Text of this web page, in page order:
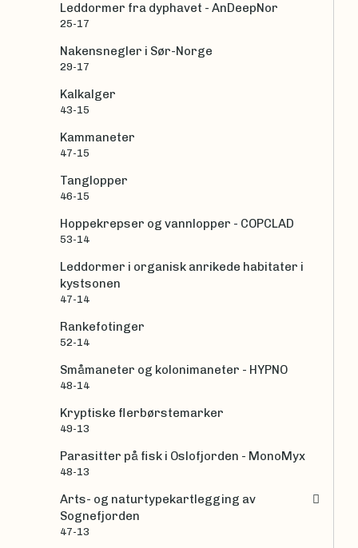
Leddormer fra dyphavet - AnDeepNor
25-17
Nakensnegler i Sør-Norge
29-17
Kalkalger
43-15
Kammaneter
47-15
Tanglopper
46-15
Hoppekrepser og vannlopper - COPCLAD
53-14
Leddormer i organisk anrikede habitater i
kystsonen
47-14
Rankefotinger
52-14
Småmaneter og kolonimaneter - HYPNO
48-14
Kryptiske flerbørstemarker
49-13
Parasitter på fisk i Oslofjorden - MonoMyx
48-13
Arts- og naturtypekartlegging av
Sognefjorden
47-13